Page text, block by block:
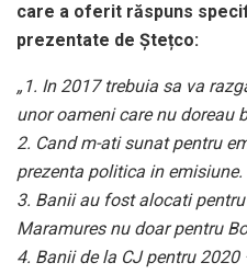
care a oferit răspuns
prezentate de Ștețco:
„1. In 2017 trebuia sa va
unor oameni care nu doreau
2. Cand m-ati sunat pentru
prezenta politica in emisiune.
3. Banii au fost alocati
Maramures nu doar pentru
4. Banii de la CJ pentru